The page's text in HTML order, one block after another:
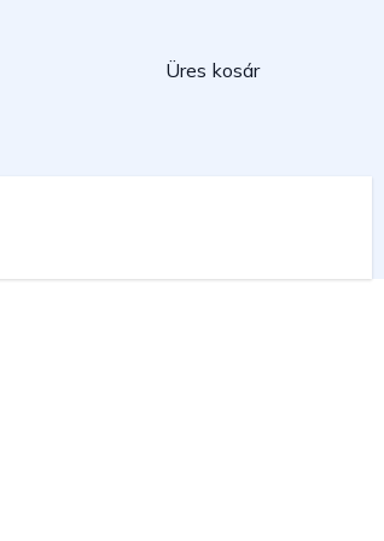
Kosár
Üres kosár